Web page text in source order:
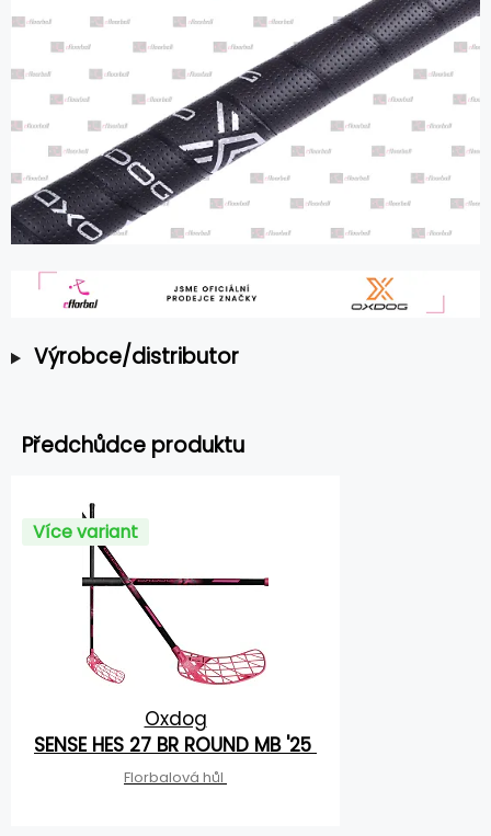
Výrobce/distributor
Předchůdce produktu
Více variant
Oxdog
SENSE HES 27 BR ROUND MB '25
Florbalová hůl